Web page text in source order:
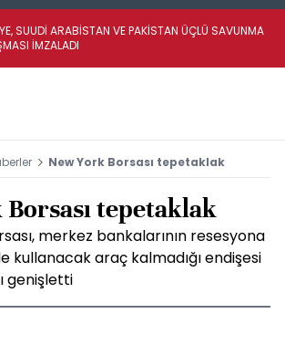
SUUDİ ARABİSTAN VE PAKİSTAN ÜÇLÜ SAVUNMA
İMZALADI
New York Borsası tepetaklak
tepetaklak
merkez bankalarının resesyona
kullanacak araç kalmadığı endişesi
genişletti